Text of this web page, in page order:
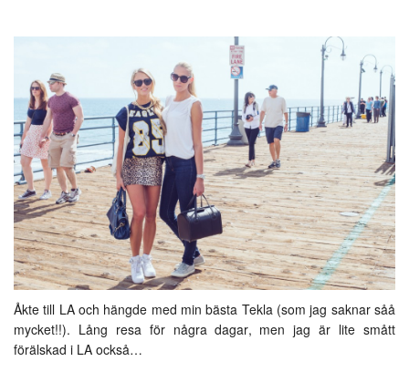
Åkte till LA och hängde med min bästa Tekla (som jag saknar såå
mycket!!). Lång resa för några dagar, men jag är lite smått
förälskad i LA också…